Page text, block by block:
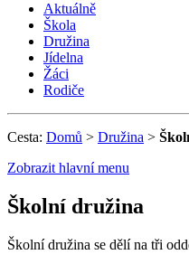
Aktuálně
Škola
Družina
Jídelna
Žáci
Rodiče
Cesta: Domů > Družina >
Zobrazit hlavní menu
Školní družina
Školní družina se dělí na tři